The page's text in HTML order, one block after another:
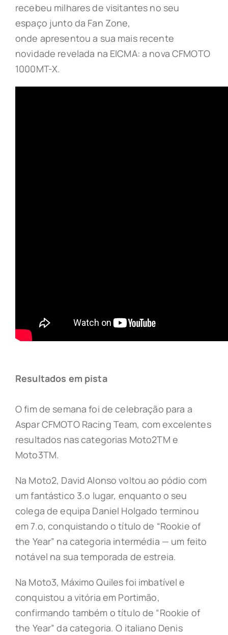
recebeu milhares de visitantes no seu
espaço junto da Fan Zone,
onde apresentou a sua mais recente
novidade revelada na EICMA: a nova CFMOTO
1000MT-X.
Resultados em pista
O fim de semana foi de celebração para a
Aspar CFMOTO Racing Team, com excelentes
resultados nas categorias Moto2TM e
Moto3TM.
Na Moto2, David Alonso voltou ao pódio com
um fantástico 3.o lugar, enquanto o seu
colega de equipa Daniel Holgado terminou
em 7.o, conquistando o título de “Rookie of
the Year” na categoria intermédia — um feito
notável na sua temporada de estreia.
Na Moto3, Máximo Quiles foi imbatível e
conquistou a vitória em Portimão,
confirmando também o título de “Rookie of
the Year” da categoria. O italiano Denis